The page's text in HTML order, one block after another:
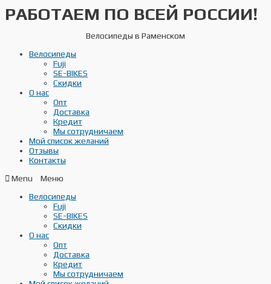
Перейти
кРАБОТАЕМ ПО ВСЕЙ РОССИИ!
Велосипеды в Раменском
Велосипеды
Fuji
SE-BIKES
Скидки
О нас
Опт
Доставка
Кредит
Мы сотрудничаем
Мой список желаний
Отзывы
Контакты
Menu
Велосипеды
Fuji
SE-BIKES
Скидки
О нас
Опт
Доставка
Кредит
Мы сотрудничаем